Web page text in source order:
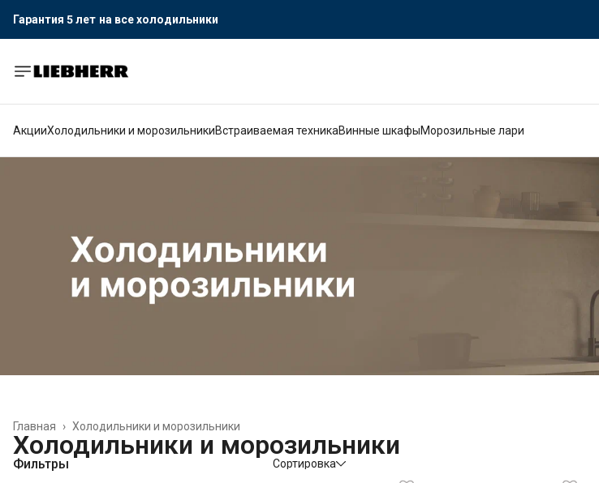
Гарантия 5 лет на все холодильники
АкцииХолодильники и морозильникиВстраиваемая техникаВинные шкафыМорозильные лари
Холодильники и морозильники
Главная ›
Холодильники и морозильники
Фильтры Сортировка